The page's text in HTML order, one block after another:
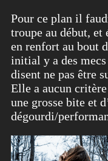
Pour ce plan il
troupe au début, et
en renfort au bout
initial y a des
disent ne pas être
Elle a aucun
une grosse bite et
dégourdi/